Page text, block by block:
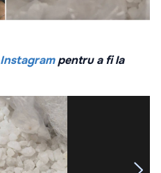
Instagrampentru a fi la